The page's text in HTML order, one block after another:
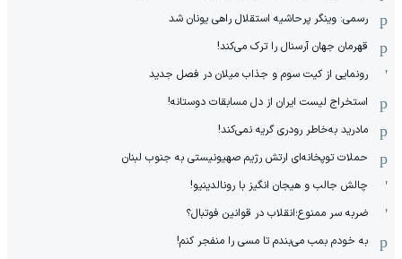
رسمی: وینگر پرحاشیه استقلال راهی یونان شد
قهرمان جهان آرسنال را ترک می‌کند!
رونمایی از کیت سوم و جذاب میلان در فصل جدید
استخراج لیست ایران از دل مسابقات دوستانه!
مادرید به‌خاطر رودری گریه نمی‌کند!
حملات توپخانه‌ای ارتش رژیم صهیونیستی به جنوب لبنان
چالش جالب و هیجان انگیز با رونالدینیو!
ضربه سر ممنوع؛انقلاب در قوانین فوتبال؟
به خودم بمب می‌بندم تا مسی را منفجر کنم!